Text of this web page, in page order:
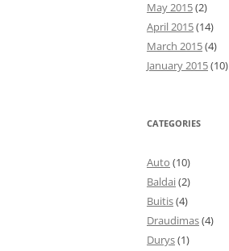
May 2015(2)
April 2015(14)
March 2015(4)
January 2015(10)
CATEGORIES
Auto (10)
Baldai(2)
Buitis(4)
Draudimas(4)
Durys(1)